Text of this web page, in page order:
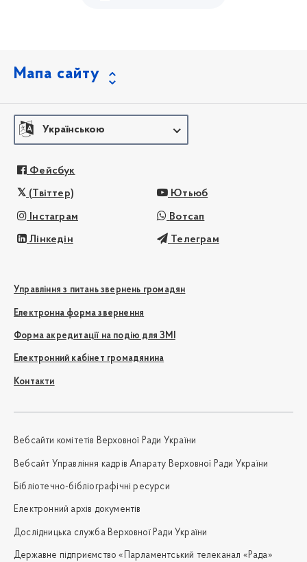
Мапа сайту
Українською
Фейсбук
(Твіттер) Ютьюб
Інстаграм Вотсап
Лінкедін Телеграм
Управління з питань звернень громадян
Електронна форма звернення
Форма акредитації на подію для ЗМІ
Електронний кабінет громадянина
Контакти
Вебсайти комітетів Верховної Ради України
Вебсайт Управління кадрів Апарату Верховної Ради України
Бібліотечно-бібліографічні ресурси
Електронний архів документів
Дослідницька служба Верховної Ради України
Державне підприємство «Парламентський телеканал «Рада»